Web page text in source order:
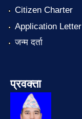
Citizen Charter
Application Letter
जन्म दर्ता
प्रवक्ता